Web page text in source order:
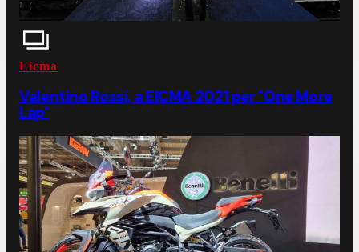
Eicma
Valentino Rossi, a EICMA 2021 per "One More
Lap"